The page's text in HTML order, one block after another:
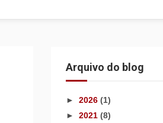
Arquivo do blog
► 2026 (1)
► 2021 (8)